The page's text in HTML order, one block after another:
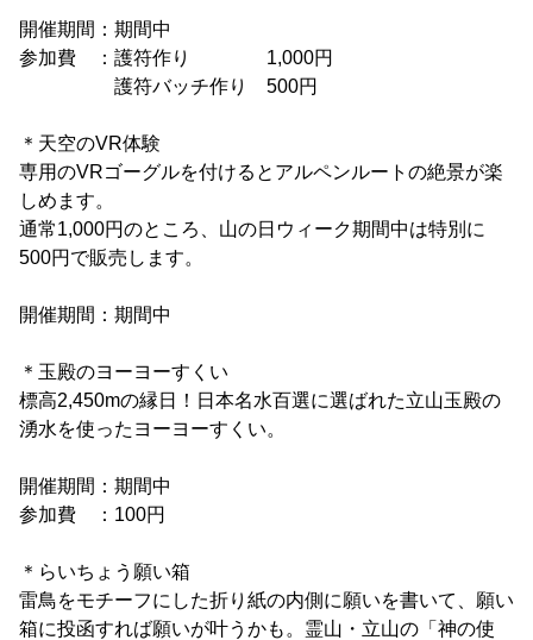
開催期間：期間中
参加費 ：護符作り 1,000円
護符バッチ作り 500円
＊天空のVR体験
専用のVRゴーグルを付けるとアルペンルートの絶景が楽
しめます。
通常1,000円のところ、山の日ウィーク期間中は特別に
500円で販売します。
開催期間：期間中
＊玉殿のヨーヨーすくい
標高2,450mの縁日！日本名水百選に選ばれた立山玉殿の
湧水を使ったヨーヨーすくい。
開催期間：期間中
参加費 ：100円
＊らいちょう願い箱
雷鳥をモチーフにした折り紙の内側に願いを書いて、願い
箱に投函すれば願いが叶うかも。霊山・立山の「神の使